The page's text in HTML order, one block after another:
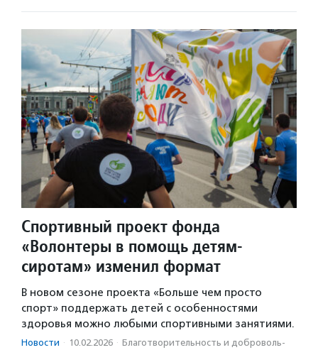
Спортивный проект фонда
«Волонтеры в помощь детям-
сиротам» изменил формат
В новом сезоне проекта «Больше чем просто
спорт» поддержать детей с особенностями
здоровья можно любыми спортивными занятиями.
Новости · 10.02.2026 · Благотвори­тель­ность и доброволь­